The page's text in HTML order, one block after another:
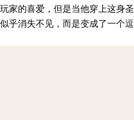
玩家的喜爱，但是当他穿上这身
似乎消失不见，而是变成了一个